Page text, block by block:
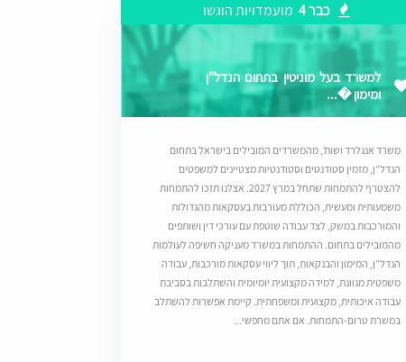
כבר 4 מועמדויות הוגשו
למשרד בעל מוניטין בתחום הנדל"ן
ומימון �...
משרד אנגלרד ושות’, מהמשרדים המובילים בישראל בתחום
הנדל”ן, מזמין סטודנטים וסטודנטיות מצטיינים למשפטים
להצטרף להתמחות שתחל במרץ 2027. אצלנו תזכו להתמחות
משמעותית ומעשית, הכוללת מעורבות בעסקאות מהגדולות
והמורכבות במשק, לצד עבודה שוטפת עם עורכי דין ושותפים
מהמובילים בתחום. ההתמחות במשרד מעניקה חשיפה לעולמות
הנדל”ן, המימון והבנקאות, תוך ליווי עסקאות מורכבות, עבודה
משפטית מגוונת, למידה מקצועית יומיומית והשתלבות בסביבת
עבודה איכותית, מקצועית ומשפחתית. קיימת אפשרות להשתלב
במשרת טרום-התמחות. אם אתם מחפשי...